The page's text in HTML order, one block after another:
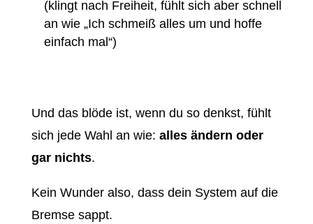
(klingt nach Freiheit, fühlt sich aber schnell
an wie „Ich schmeiß alles um und hoffe
einfach mal“)
Und das blöde ist, wenn du so denkst, fühlt
sich jede Wahl an wie: alles ändern oder
gar nichts.
Kein Wunder also, dass dein System auf die
Bremse sappt.